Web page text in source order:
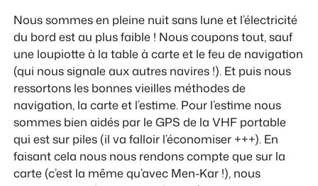
Nous sommes en pleine nuit sans lune et l’électricité
du bord est au plus faible ! Nous coupons tout, sauf
une loupiotte à la table à carte et le feu de navigation
(qui nous signale aux autres navires !). Et puis nous
ressortons les bonnes vieilles méthodes de
navigation, la carte et l’estime. Pour l’estime nous
sommes bien aidés par le GPS de la VHF portable
qui est sur piles (il va falloir l’économiser +++). En
faisant cela nous nous rendons compte que sur la
carte (c’est la même qu’avec Men-Kar !), nous